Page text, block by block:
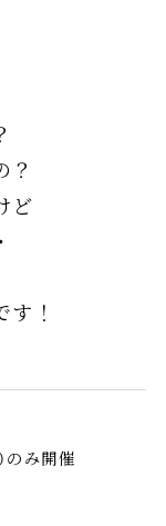
？
ど
！
のみ開催